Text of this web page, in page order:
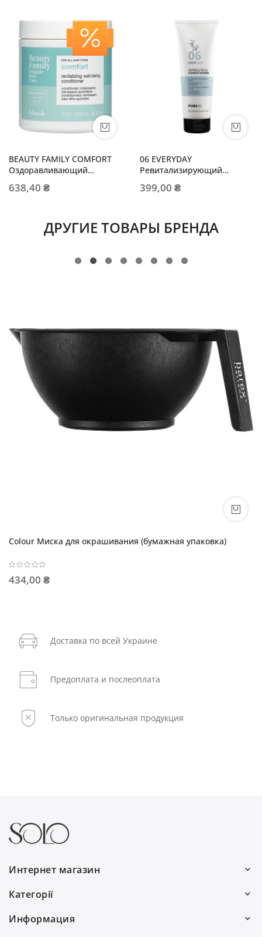
BEAUTY FAMILY COMFORT
Оздоравливающий
типов волос
638,40 ₴
06 EVERYDAY
Ревитализирующий
растительными
399,00 ₴
ДРУГИЕ ТОВАРЫ БРЕНДА
Colour Миска для окрашивания (бумажная упаковка)
434,00 ₴
Доставка по всей Украине
Предоплата и послеоплата
Только оригинальная продукция
Интернет магазин
с 9:00 до 19:00
0(800) 30 7778
Категорії
Информация